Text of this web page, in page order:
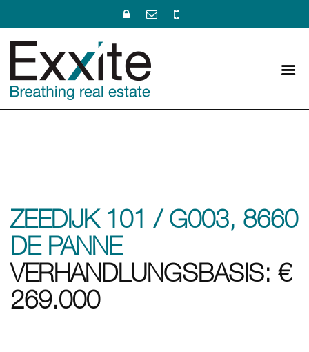
ZEEDIJK 101 / G003, 8660
DE PANNE
VERHANDLUNGSBASIS: €
269.000